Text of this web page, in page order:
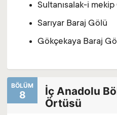
Sultanısalak-i
Sarıyar Baraj Gölü
Gökçekaya Baraj
BÖLÜM
8
İç Anadolu
Örtüsü